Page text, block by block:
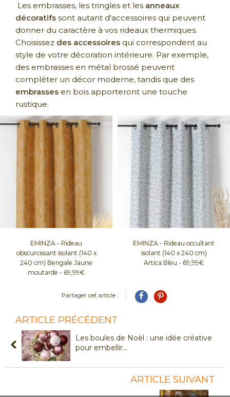
Les embrasses, les tringles et les anneaux
décoratifs sont autant d'accessoires qui peuvent
donner du caractère à vos rideaux thermiques.
Choisissez des accessoires qui correspondent au
style de votre décoration intérieure. Par exemple,
des embrasses en métal brossé peuvent
compléter un décor moderne, tandis que des
embrasses en bois apporteront une touche
rustique.
EMINZA - Rideau
obscurcissant isolant (140 x
240 cm) Bengale Jaune
moutarde - 69,99€
EMINZA - Rideau occultant
isolant (140 x 240 cm)
Artica Bleu - 69,99€
Partager cet article :
ARTICLE PRÉCÉDENT
Les boules de Noël : une idée créative
pour embellir...
ARTICLE SUIVANT